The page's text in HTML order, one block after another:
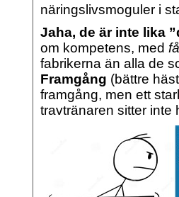
näringslivsmoguler i
Jaha, de är inte lika
om kompetens, med få
fabrikerna än alla de
Framgång (bättre
framgång, men ett
travtränaren sitter inte